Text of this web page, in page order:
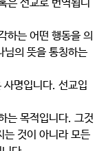
님의 뜻을 통칭하는
는 것이 아니라 모든